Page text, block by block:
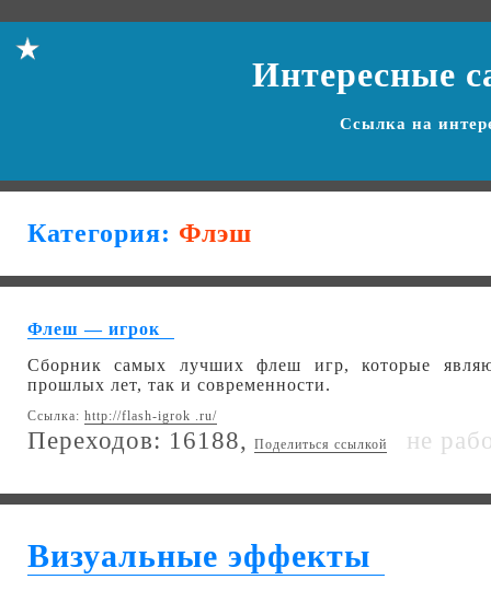
Интересные
Ссылка на
Категория: Флэш
Флеш — игрок
Сборник самых лучших флеш игр, которые
прошлых лет, так и современности.
Ссылка: http://flash-igrok .ru/
Переходов: 16188, Поделиться ссылкой не
Визуальные эффекты